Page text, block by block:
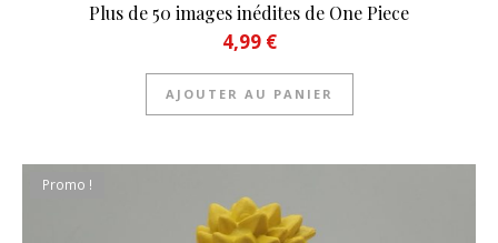
Plus de 50 images inédites de One Piece
4,99 €
AJOUTER AU PANIER
Promo !